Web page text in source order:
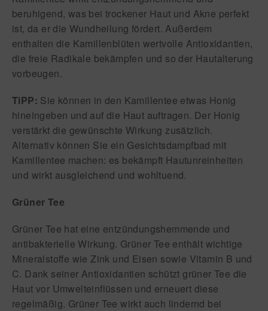
beruhigend, was bei trockener Haut und Akne perfekt
ist, da er die Wundheilung fördert. Außerdem
enthalten die Kamillenblüten wertvolle Antioxidantien,
die freie Radikale bekämpfen und so der Hautalterung
vorbeugen.
TiPP: Sie können in den Kamillentee etwas Honig
hineingeben und auf die Haut auftragen. Der Honig
verstärkt die gewünschte Wirkung zusätzlich.
Alternativ können Sie ein Gesichtsdampfbad mit
Kamillentee machen: es bekämpft Hautunreinheiten
und wirkt ausgleichend und wohltuend.
Grüner Tee
Grüner Tee hat eine entzündungshemmende und
antibakterielleWirkung. Grüner Tee enthält wichtige
Mineralstoffe wie Zink und Eisen sowie Vitamin B und
C. Dank seiner Antioxidantien schützt grüner Tee die
Haut vor Umwelteinflüssen und erneuert diese
regelmäßig. Grüner Tee wirkt auch lindernd bei